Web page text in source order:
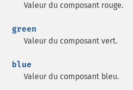
Valeur du composant rouge.
green
Valeur du composant vert.
blue
Valeur du composant bleu.